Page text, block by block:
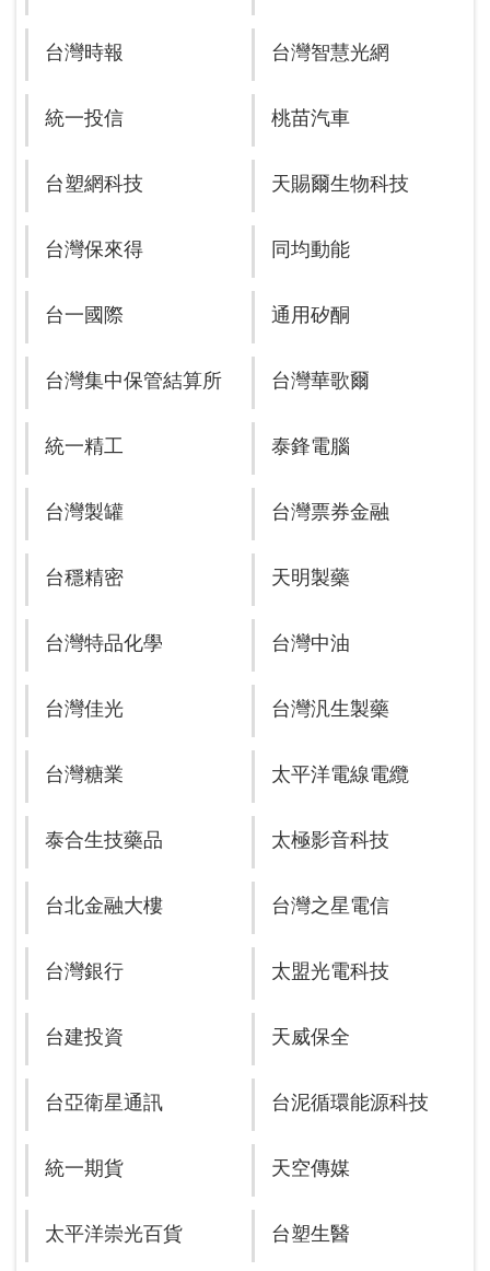
台灣時報 台灣智慧光網
統一投信 桃苗汽車
台塑網科技 天賜爾生物科技
台灣保來得 同均動能
台一國際 通用矽酮
台灣集中保管結算所 台灣華歌爾
統一精工 泰鋒電腦
台灣製罐 台灣票券金融
台穩精密 天明製藥
台灣特品化學 台灣中油
台灣佳光 台灣汎生製藥
台灣糖業 太平洋電線電纜
泰合生技藥品 太極影音科技
台北金融大樓 台灣之星電信
台灣銀行 太盟光電科技
台建投資 天威保全
台亞衛星通訊 台泥循環能源科技
統一期貨 天空傳媒
太平洋崇光百貨 台塑生醫